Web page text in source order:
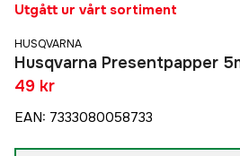
Utgått ur vårt sortiment
HUSQVARNA
Husqvarna Presentpapper
49 kr
EAN: 7333080058733